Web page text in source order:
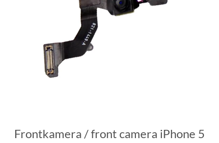
Frontkamera / front camera iPhone 5